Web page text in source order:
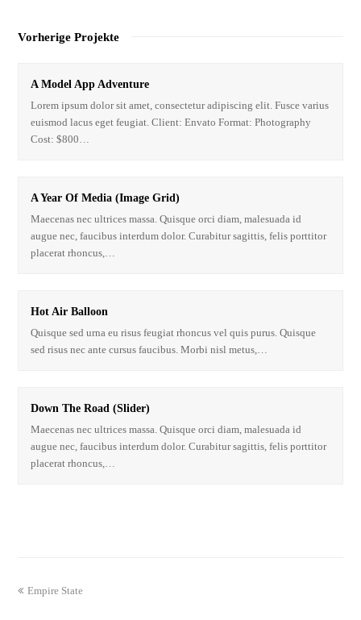
Vorherige Projekte
A Model App Adventure
Lorem ipsum dolor sit amet, consectetur adipiscing elit. Fusce varius
euismod lacus eget feugiat. Client: Envato Format: Photography
Cost: $800…
A Year Of Media (Image Grid)
Maecenas nec ultrices massa. Quisque orci diam, malesuada id
augue nec, faucibus interdum dolor. Curabitur sagittis, felis porttitor
placerat rhoncus,…
Hot Air Balloon
Quisque sed urna eu risus feugiat rhoncus vel quis purus. Quisque
sed risus nec ante cursus faucibus. Morbi nisl metus,…
Down The Road (Slider)
Maecenas nec ultrices massa. Quisque orci diam, malesuada id
augue nec, faucibus interdum dolor. Curabitur sagittis, felis porttitor
placerat rhoncus,…
Empire State